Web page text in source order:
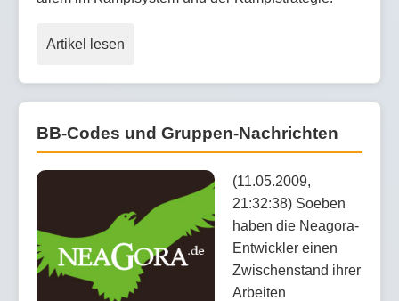
Artikel lesen
BB-Codes und Gruppen-Nachrichten
(11.05.2009,
21:32:38) Soeben
haben die Neagora-
Entwickler einen
Zwischenstand ihrer
Arbeiten